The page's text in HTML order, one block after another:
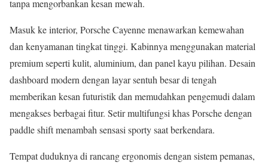
tanpa mengorbankan kesan mewah.
Masuk ke interior, Porsche Cayenne menawarkan kemewahan
dan kenyamanan tingkat tinggi. Kabinnya menggunakan material
premium seperti kulit, aluminium, dan panel kayu pilihan. Desain
dashboard modern dengan layar sentuh besar di tengah
memberikan kesan futuristik dan memudahkan pengemudi dalam
mengakses berbagai fitur. Setir multifungsi khas Porsche dengan
paddle shift menambah sensasi sporty saat berkendara.
Tempat duduknya di rancang ergonomis dengan sistem pemanas,